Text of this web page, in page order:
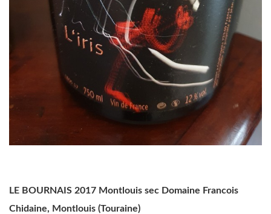
LE BOURNAIS 2017 Montlouis sec Domaine Francois
Chidaine, Montlouis (Touraine)